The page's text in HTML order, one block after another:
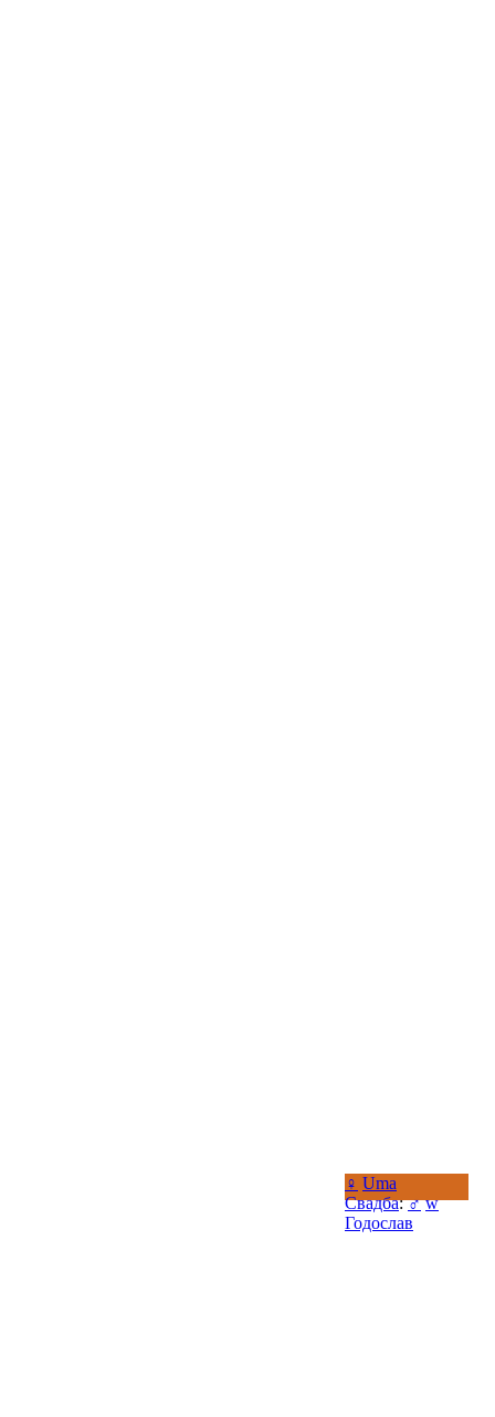
♀ Uma
Свадба:♂ w
Годослав